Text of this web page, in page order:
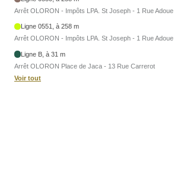
Arrêt OLORON - Impôts LPA. St Joseph - 1 Rue Adoue
Ligne 0551, à 258 m
Arrêt OLORON - Impôts LPA. St Joseph - 1 Rue Adoue
Ligne B, à 31 m
Arrêt OLORON Place de Jaca - 13 Rue Carrerot
Voir tout